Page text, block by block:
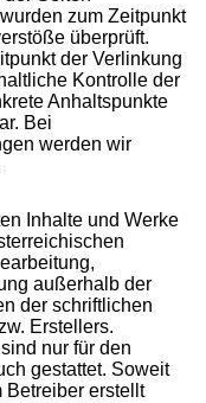
zum Zeitpunkt
überprüft.
der Verlinkung
Kontrolle der
Anhaltspunkte
Bei
werden wir
Inhalte und Werke
außerhalb der
der schriftlichen
Erstellers.
nur für den
gestattet. Soweit
Betreiber erstellt